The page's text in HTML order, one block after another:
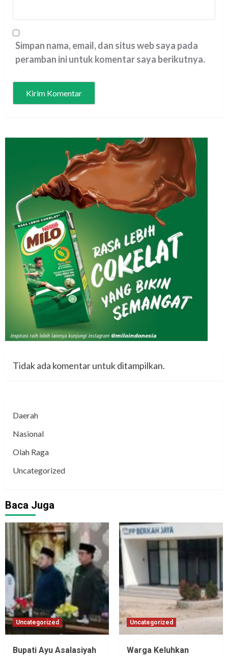
Simpan nama, email, dan situs web saya pada
peramban ini untuk komentar saya berikutnya.
Tidak ada komentar untuk ditampilkan.
Daerah
Nasional
Olah Raga
Uncategorized
Baca Juga
Uncategorized
Bupati Ayu Asalasiyah
Uncategorized
Warga Keluhkan